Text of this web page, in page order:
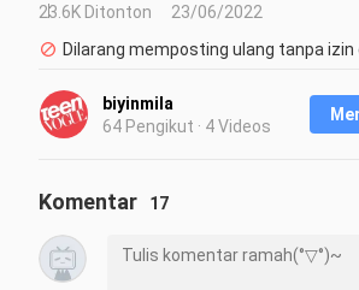
23.6K Ditonton
23/06/2022
Dilarang memposting ulang tanpa izin
biyinmila
64 Pengikut · 4 Videos
Komentar 17